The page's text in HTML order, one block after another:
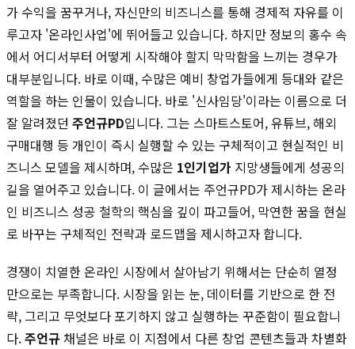
가 수익을 꿈꾸거나, 자신만의 비즈니스를 통해 경제적 자유를 이
루고자 '온라인사업'에 뛰어들고 있습니다. 하지만 정보의 홍수 속
에서 어디서부터 어떻게 시작해야 할지 막막함을 느끼는 경우가
대부분입니다. 바로 이때, 수많은 예비 창업가들에게 등대와 같은
역할을 하는 인물이 있습니다. 바로 '신사임당'이라는 이름으로 더
잘 알려졌던 주언규PD입니다. 그는 스마트스토어, 유튜브, 해외
구매대행 등 개인이 즉시 실행할 수 있는 구체적이고 현실적인 비
즈니스 모델을 제시하며, 수많은 1인기업가 지망생들에게 성공의
길을 열어주고 있습니다. 이 글에서는 주언규PD가 제시하는 온라
인 비즈니스 성공 철학의 핵심을 깊이 파고들어, 막연한 꿈을 현실
로 바꾸는 구체적인 전략과 로드맵을 제시하고자 합니다.
경쟁이 치열한 온라인 시장에서 살아남기 위해서는 단순히 열정
만으로는 부족합니다. 시장을 읽는 눈, 데이터를 기반으로 한 전
략, 그리고 무엇보다 포기하지 않고 실행하는 꾸준함이 필요합니
다.주언규 채널은 바로 이 지점에서 다른 창업 콘텐츠들과 차별화